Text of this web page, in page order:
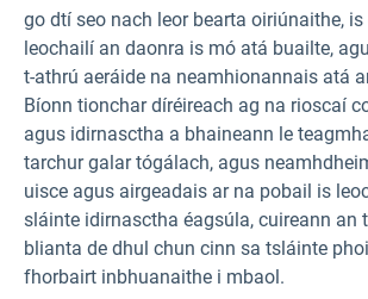
go dtí seo nach leor bearta oiriúnaithe,
leochailí an daonra is mó atá buailte,
t-athrú aeráide na neamhionannais atá
Bíonn tionchar díréireach ag na rioscaí
agus idirnasctha a bhaineann le
tarchur galar tógálach, agus
uisce agus airgeadais ar na pobail is
sláinte idirnasctha éagsúla, cuireann an
blianta de dhul chun cinn sa tsláinte
fhorbairt inbhuanaithe i mbaol.